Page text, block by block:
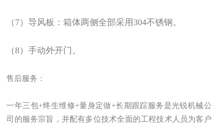
（7）导风板：箱体两侧全部采用304不锈钢。
（8）手动外开门。
售后服务：
一年三包+终生维修+量身定做+长期跟踪服务是光锐机械公
司的服务宗旨，并配有多位技术全面的工程技术人员为客户